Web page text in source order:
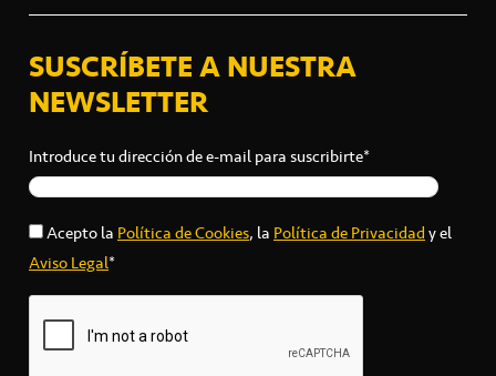
SUSCRÍBETE A NUESTRA
NEWSLETTER
Introduce tu dirección de e-mail para suscribirte*
Acepto laPolítica de Cookies, laPolítica de Privacidady el
Aviso Legal*